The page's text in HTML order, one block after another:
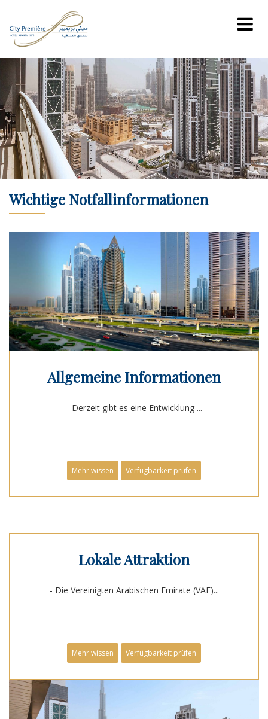
Wichtige Notfallinformationen
Allgemeine Informationen
- Derzeit gibt es eine Entwicklung ...
Mehr wissen Verfügbarkeit prüfen
Lokale Attraktion
- Die Vereinigten Arabischen Emirate (VAE)...
Mehr wissen Verfügbarkeit prüfen